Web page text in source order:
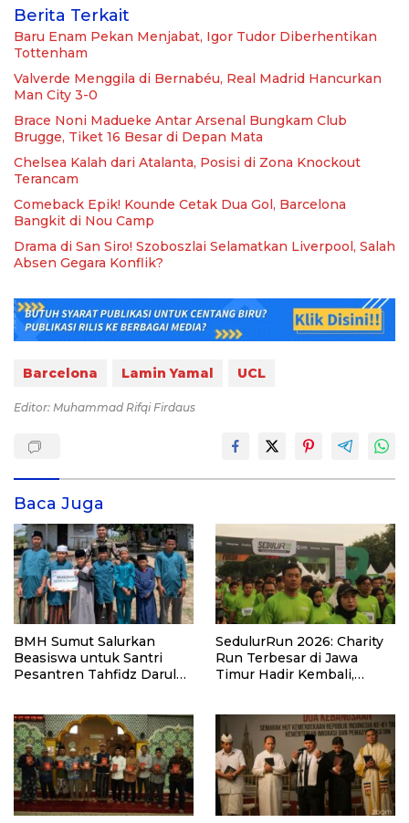
Berita Terkait
Baru Enam Pekan Menjabat, Igor Tudor Diberhentikan
Tottenham
Valverde Menggila di Bernabéu, Real Madrid Hancurkan
Man City 3-0
Brace Noni Madueke Antar Arsenal Bungkam Club
Brugge, Tiket 16 Besar di Depan Mata
Chelsea Kalah dari Atalanta, Posisi di Zona Knockout
Terancam
Comeback Epik! Kounde Cetak Dua Gol, Barcelona
Bangkit di Nou Camp
Drama di San Siro! Szoboszlai Selamatkan Liverpool, Salah
Absen Gegara Konflik?
Barcelona Lamin Yamal UCL
Editor: Muhammad Rifqi Firdaus
Baca Juga
BMH Sumut Salurkan
Beasiswa untuk Santri
Pesantren Tahfidz Darul
SedulurRun 2026: Charity
Run Terbesar di Jawa
Timur Hadir Kembali,
Santri dan Guru Honorer